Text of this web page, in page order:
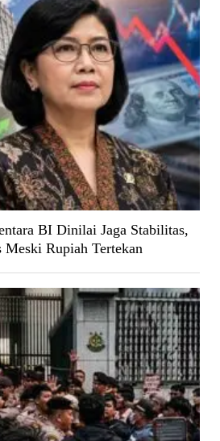
BI Dinilai Jaga Stabilitas,
Rupiah Tertekan